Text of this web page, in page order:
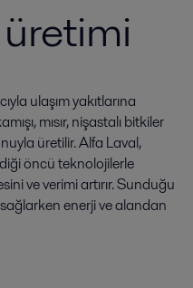
ulaşım yakıtlarına
mısır, nişastalı bitkiler
üretilir. Alfa Laval,
öncü teknolojilerle
ve verimi artırır. Sunduğu
enerji ve alandan